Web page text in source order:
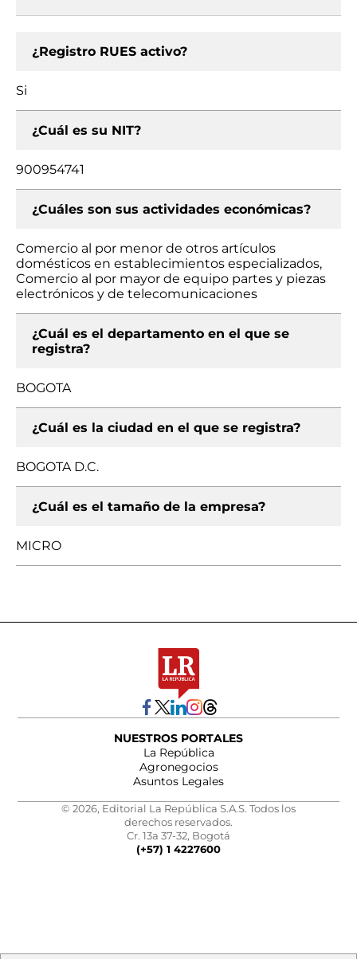
¿Registro RUES activo?
Si
¿Cuál es su NIT?
900954741
¿Cuáles son sus actividades económicas?
Comercio al por menor de otros artículos
domésticos en establecimientos especializados,
Comercio al por mayor de equipo partes y piezas
electrónicos y de telecomunicaciones
¿Cuál es el departamento en el que se
registra?
BOGOTA
¿Cuál es la ciudad en el que se registra?
BOGOTA D.C.
¿Cuál es el tamaño de la empresa?
MICRO
NUESTROS PORTALES
La República
Agronegocios
Asuntos Legales
© 2026, Editorial La República S.A.S. Todos los
derechos reservados.
Cr. 13a 37-32, Bogotá
(+57) 1 4227600